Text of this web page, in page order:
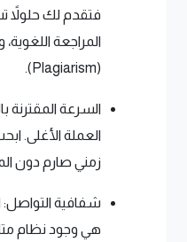
فتقدم لك حلولاً
المراجعة
(Plagiarism).
العملة الأغلى.
زمني صارم دون
شفافية التواصل:
هي وجود نظام